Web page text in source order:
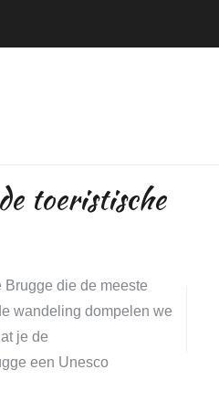
toeristische
die de meeste
wandeling dompelen we
je de
een Unesco